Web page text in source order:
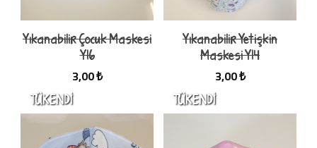
Yıkanabilir Çocuk Maskesi
Y16
3,00 ₺
Yıkanabilir Yetişkin
Maskesi Y14
3,00 ₺